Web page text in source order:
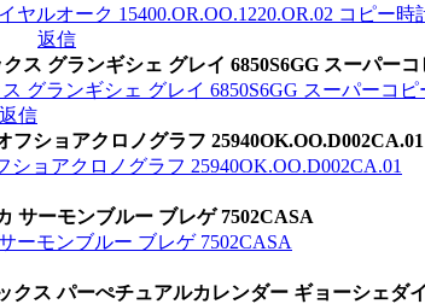
ルオーク 15400.OR.OO.1220.OR.02 コピー時
返信
ス グランギシェ グレイ 6850S6GG スーパーコ
グランギシェ グレイ 6850S6GG スーパーコピ
返信
ショアクロノグラフ 25940OK.OO.D002CA.01
ョアクロノグラフ 25940OK.OO.D002CA.01
サーモンブルー ブレゲ 7502CASA
ーモンブルー ブレゲ 7502CASA
ス パーぺチュアルカレンダー ギョーシェダ